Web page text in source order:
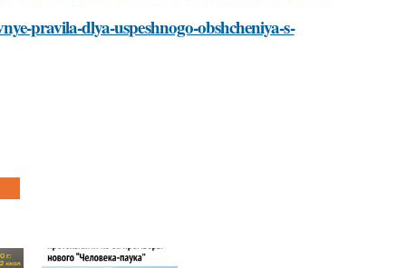
pravila-dlya-uspeshnogo-obshcheniya-s-